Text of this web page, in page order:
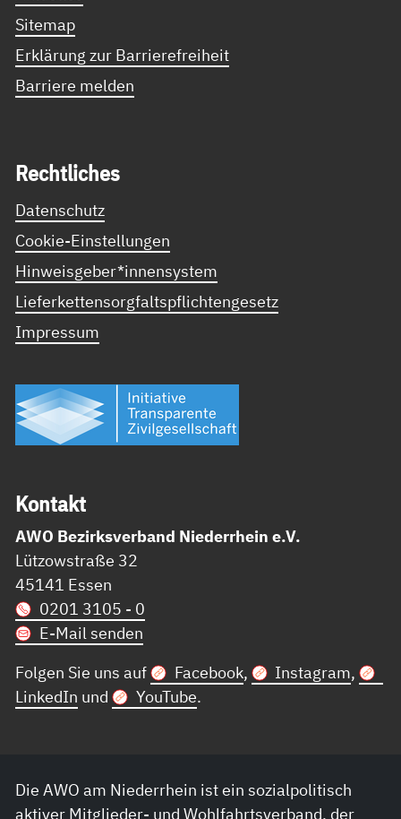
Sitemap
Erklärung zur Barrierefreiheit
Barriere melden
Recht­li­ches
Datenschutz
Cookie-Einstellungen
Hinweisgeber*innensystem
Lieferkettensorgfaltspflichtengesetz
Impressum
Kon­takt
AWO Bezirksverband Niederrhein e.V.
Lützowstraße 32
45141 Essen
0201 3105 - 0
E-Mail senden
Folgen Sie uns auf
Facebook, Instagram,
LinkedIn und YouTube.
Die AWO am Niederrhein ist ein sozialpolitisch
aktiver Mitglieder- und Wohlfahrtsverband, der